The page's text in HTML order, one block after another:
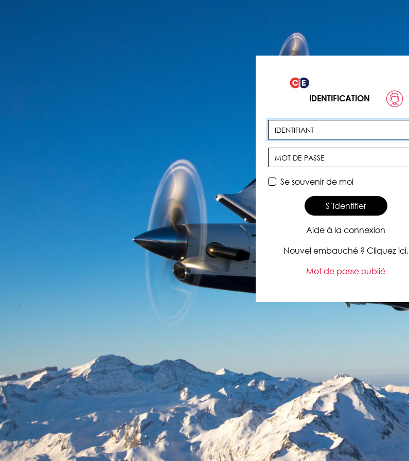
IDENTIFICATION
Identifiant
Se souvenir de moi
S’identifier
Aide à la connexion
Nouvel embauché ? Cliquez ici.
Mot de passe oublié